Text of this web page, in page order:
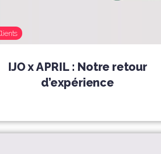
IJO x APRIL : Notre retour
d’expérience